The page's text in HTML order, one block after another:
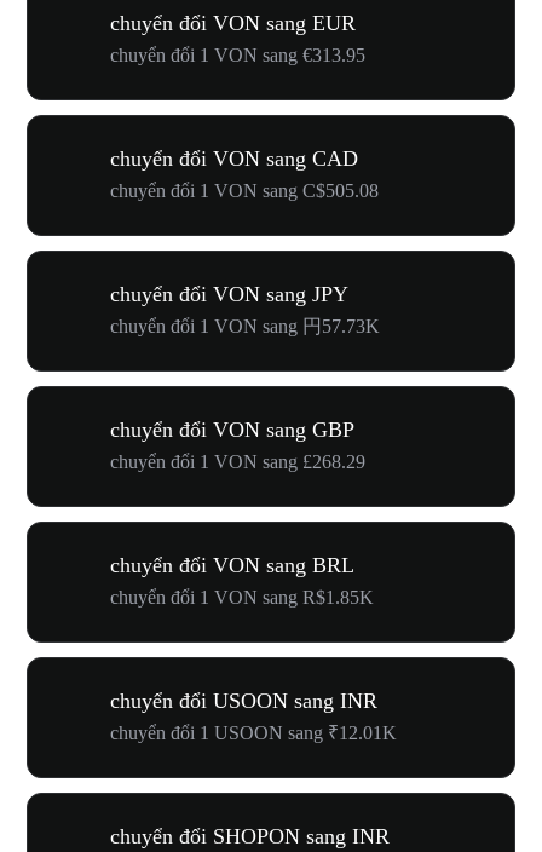
chuyển đổi VON sang EUR
chuyển đổi 1 VON sang €313.95
chuyển đổi VON sang CAD
chuyển đổi 1 VON sang C$505.08
chuyển đổi VON sang JPY
chuyển đổi 1 VON sang 円57.73K
chuyển đổi VON sang GBP
chuyển đổi 1 VON sang £268.29
chuyển đổi VON sang BRL
chuyển đổi 1 VON sang R$1.85K
chuyển đổi USOON sang INR
chuyển đổi 1 USOON sang ₹12.01K
chuyển đổi SHOPON sang INR